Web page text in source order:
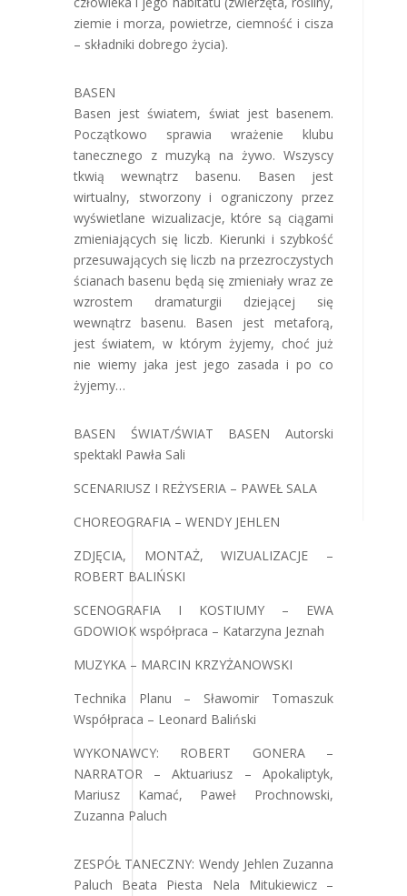
ziemie i morza, powietrze, ciemność i cisza
– składniki dobrego życia).
BASEN
Basen jest światem, świat jest basenem.
Początkowo sprawia wrażenie klubu
tanecznego z muzyką na żywo. Wszyscy
tkwią wewnątrz basenu. Basen jest
wirtualny, stworzony i ograniczony przez
wyświetlane wizualizacje, które są ciągami
zmieniających się liczb. Kierunki i szybkość
przesuwających się liczb na przezroczystych
ścianach basenu będą się zmieniały wraz ze
wzrostem dramaturgii dziejącej się
wewnątrz basenu. Basen jest metaforą,
jest światem, w którym żyjemy, choć już
nie wiemy jaka jest jego zasada i po co
żyjemy…
BASEN ŚWIAT/ŚWIAT BASEN Autorski
spektakl Pawła Sali
SCENARIUSZ I REŻYSERIA – PAWEŁ SALA
CHOREOGRAFIA – WENDY JEHLEN
ZDJĘCIA, MONTAŻ, WIZUALIZACJE –
ROBERT BALIŃSKI
SCENOGRAFIA I KOSTIUMY – EWA
GDOWIOK współpraca – Katarzyna Jeznah
MUZYKA – MARCIN KRZYŻANOWSKI
Technika Planu – Sławomir Tomaszuk
Współpraca – Leonard Baliński
WYKONAWCY: ROBERT GONERA –
NARRATOR – Aktuariusz – Apokaliptyk,
Mariusz Kamać, Paweł Prochnowski,
Zuzanna Paluch
ZESPÓŁ TANECZNY: Wendy Jehlen Zuzanna
Paluch Beata Piesta Nela Mitukiewicz –